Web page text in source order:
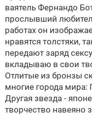
ваятель Фернандо
прослывший
работах он
нравятся толстяки,
передают заряд
вкладываю в свои
Отлитые из бронзы
многие города мира:
Другая звезда -
творчество навеяно